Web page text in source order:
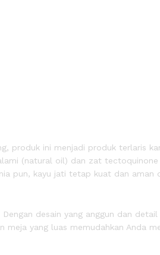
produk ini menjadi produk terlaris
(natural oil) dan zat tectoquinone
pun, kayu jati tetap kuat dan aman
desain yang anggun dan detail
meja yang luas memudahkan Anda